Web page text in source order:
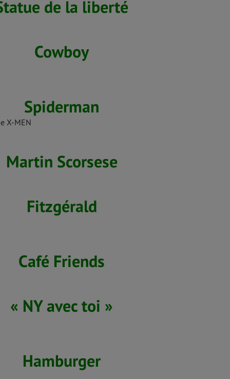
de la liberté
Cowboy
Spiderman
X-MEN
Martin Scorsese
Fitzgérald
Café Friends
« NY avec toi »
Hamburger